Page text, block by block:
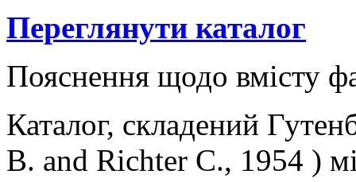
Переглянути каталог
Пояснення щодо вмісту
Каталог, складений
B. and Richter C., 1954 )